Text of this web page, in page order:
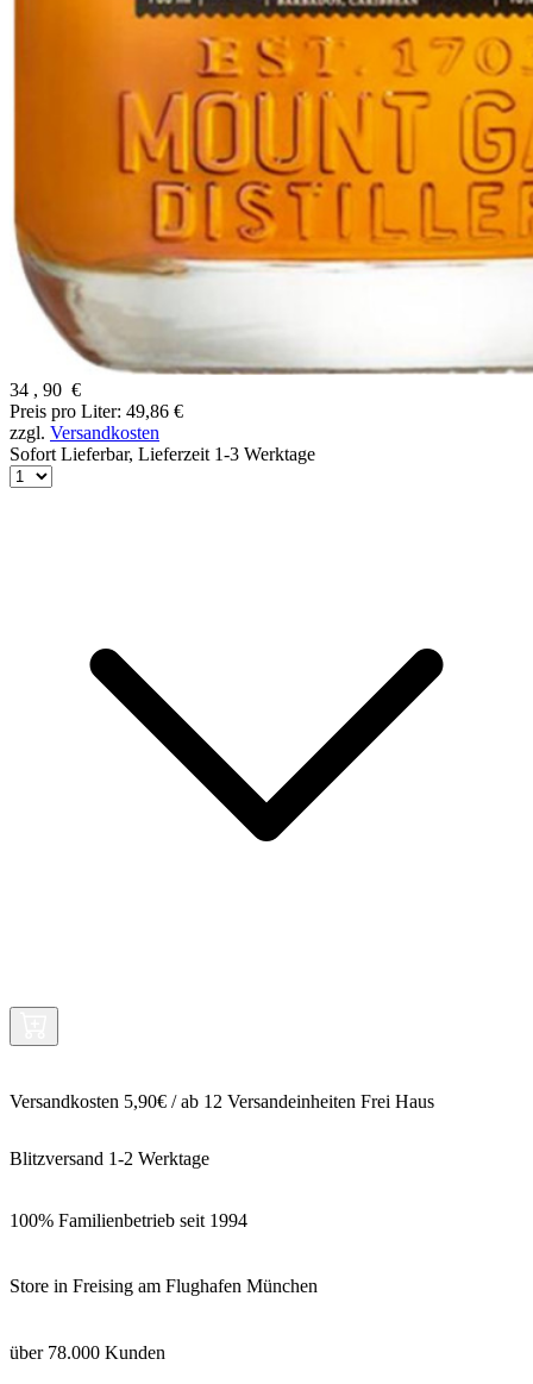
34 , 90 €
Preis pro Liter: 49,86 €
zzgl. Versandkosten
Sofort Lieferbar, Lieferzeit 1-3 Werktage
Versandkosten 5,90€ / ab 12 Versandeinheiten Frei Haus
Blitzversand 1-2 Werktage
100% Familienbetrieb seit 1994
Store in Freising am Flughafen München
über 78.000 Kunden